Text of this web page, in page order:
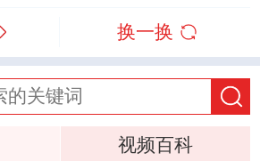
换一换
视频百科